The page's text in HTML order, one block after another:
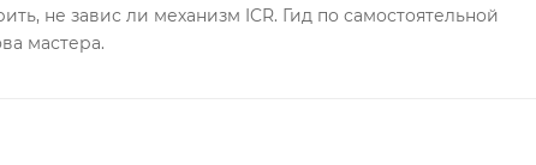
не завис ли механизм ICR. Гид по самостоятельной
мастера.